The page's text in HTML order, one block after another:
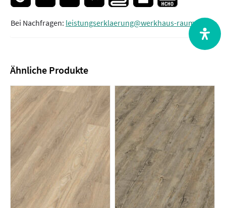
Bei Nachfragen: leistungserklaerung@werkhaus-raum.de
Ähnliche Produkte